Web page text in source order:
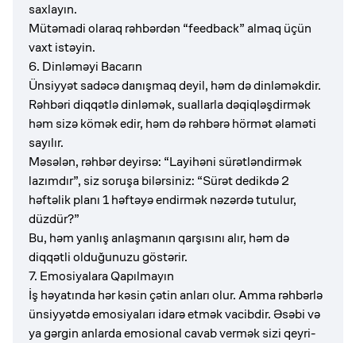
saxlayın.
Mütəmadi olaraq rəhbərdən “feedback” almaq üçün
vaxt istəyin.
6. Dinləməyi Bacarın
Ünsiyyət sadəcə danışmaq deyil, həm də dinləməkdir.
Rəhbəri diqqətlə dinləmək, suallarla dəqiqləşdirmək
həm sizə kömək edir, həm də rəhbərə hörmət əlaməti
sayılır.
Məsələn, rəhbər deyirsə: “Layihəni sürətləndirmək
lazımdır”, siz soruşa bilərsiniz: “Sürət dedikdə 2
həftəlik planı 1 həftəyə endirmək nəzərdə tutulur,
düzdür?”
Bu, həm yanlış anlaşmanın qarşısını alır, həm də
diqqətli olduğunuzu göstərir.
7. Emosiyalara Qapılmayın
İş həyatında hər kəsin çətin anları olur. Amma rəhbərlə
ünsiyyətdə emosiyaları idarə etmək vacibdir. Əsəbi və
ya gərgin anlarda emosional cavab vermək sizi qeyri-